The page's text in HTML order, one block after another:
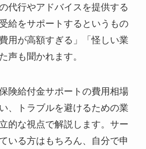
代行やアドバイスを提供する
給をサポートするというもの
用が高額すぎる」「怪しい業
声も聞かれます。
険給付金サポートの費用相場
、トラブルを避けるための業
的な視点で解説します。サー
いる方はもちろん、自分で申